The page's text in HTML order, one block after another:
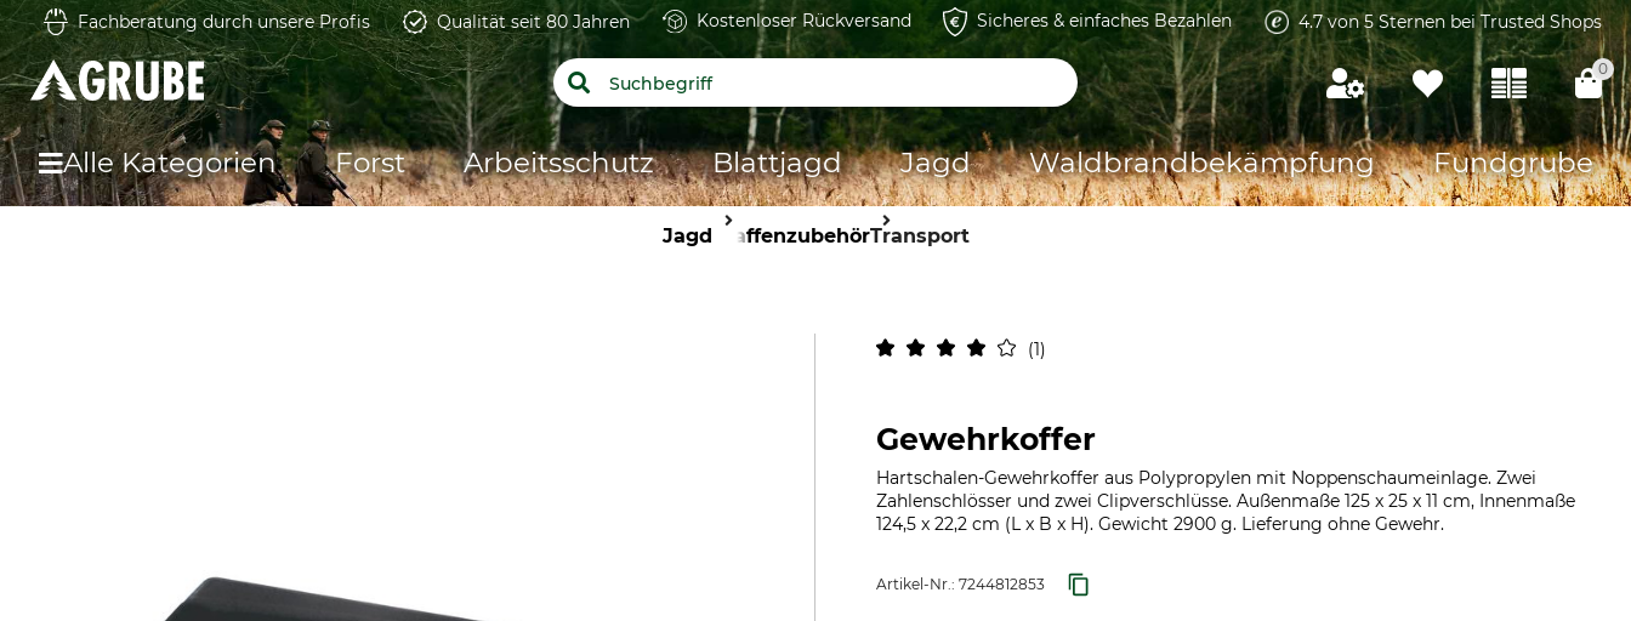
Fachberatung durch unsere Profis Qualität seit 80 Jahren Kostenloser Rückversand Sicheres & einfaches Bezahlen 4.7 von 5 Sternen bei Trusted Shops
0
Alle Kategorien Forst Arbeitsschutz Blattjagd Jagd Waldbrandbekämpfung Fundgrube
Jagd WaffenzubehörTransport
1
Gewehrkoffer
Hartschalen-Gewehrkoffer aus Polypropylen mit Noppenschaumeinlage. Zwei
Zahlenschlösser und zwei Clipverschlüsse. Außenmaße 125 x 25 x 11 cm, Innenmaße
124,5 x 22,2 cm (L x B x H). Gewicht 2900 g. Lieferung ohne Gewehr.
Artikel-Nr.: 7244812853